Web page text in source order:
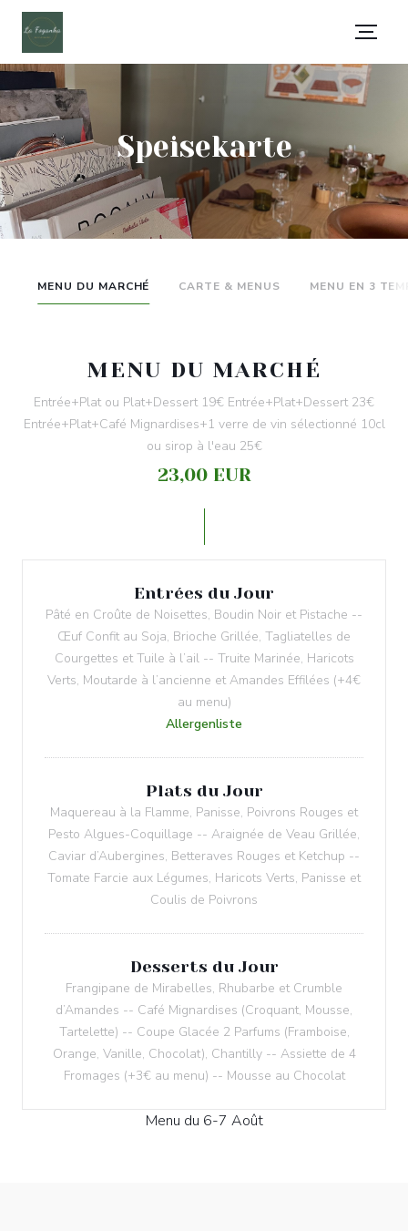
Speisekarte
MENU DU MARCHÉ CARTE & MENUS MENU EN 3
MENU DU MARCHÉ
Entrée+Plat ou Plat+Dessert 19€ Entrée+Plat+Dessert 23€
Entrée+Plat+Café Mignardises+1 verre de vin sélectionné 10cl
ou sirop à l'eau 25€
23,00 EUR
Entrées du Jour
Pâté en Croûte de Noisettes, Boudin Noir et Pistache --
Œuf Confit au Soja, Brioche Grillée, Tagliatelles de
Courgettes et Tuile à l’ail -- Truite Marinée, Haricots
Verts, Moutarde à l’ancienne et Amandes Effilées (+4€
au menu)
Allergenliste
Plats du Jour
Maquereau à la Flamme, Panisse, Poivrons Rouges et
Pesto Algues-Coquillage -- Araignée de Veau Grillée,
Caviar d’Aubergines, Betteraves Rouges et Ketchup --
Tomate Farcie aux Légumes, Haricots Verts, Panisse et
Coulis de Poivrons
Desserts du Jour
Frangipane de Mirabelles, Rhubarbe et Crumble
d’Amandes -- Café Mignardises (Croquant, Mousse,
Tartelette) -- Coupe Glacée 2 Parfums (Framboise,
Orange, Vanille, Chocolat), Chantilly -- Assiette de 4
Fromages (+3€ au menu) -- Mousse au Chocolat
Menu du 6-7 Août